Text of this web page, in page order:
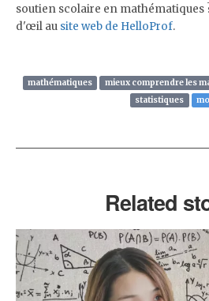
soutien scolaire en mathématiques
d'œil au site web de HelloProf.
mathématiques mieux comprendre les
statistiques
Related